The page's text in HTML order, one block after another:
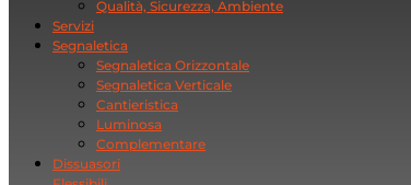
Qualità, Sicurezza, Ambiente
Servizi
Segnaletica
Segnaletica Orizzontale
Segnaletica Verticale
Cantieristica
Luminosa
Complementare
Dissuasori